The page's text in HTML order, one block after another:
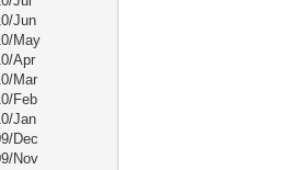
Jun
May
Apr
Mar
Feb
Jan
Dec
Nov